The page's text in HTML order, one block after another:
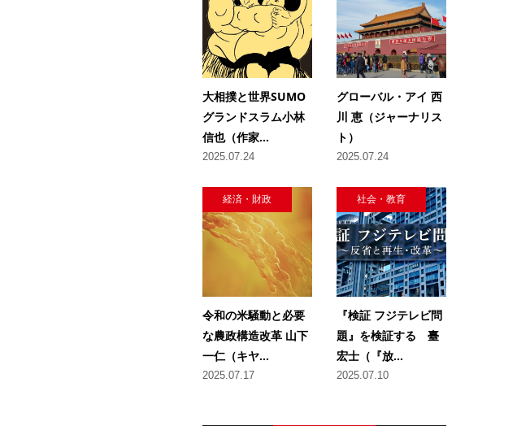
大相撲と世界SUMO
グランドスラム小林
信也（作家...
2025.07.24
グローバル・アイ 西
川 恵（ジャーナリス
ト）
2025.07.24
経済・財政
令和の米騒動と必要
な農政構造改革 山下
一仁（キヤ...
2025.07.17
社会・教育
『検証 フジテレビ問
題』を検証する 臺
宏士（『放...
2025.07.10